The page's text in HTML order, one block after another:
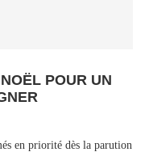
POUR UN
en priorité dès la parution